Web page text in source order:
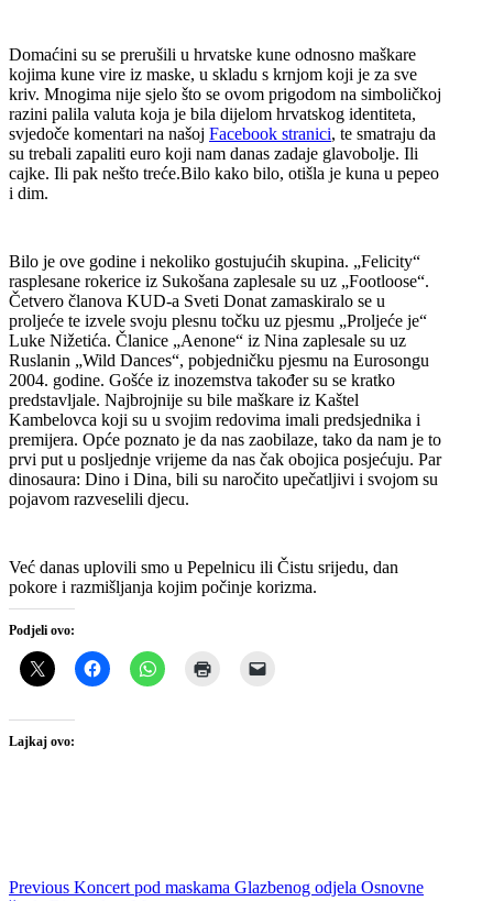
Domaćini su se prerušili u hrvatske kune odnosno maškare
kojima kune vire iz maske, u skladu s krnjom koji je za sve
kriv. Mnogima nije sjelo što se ovom prigodom na simboličkoj
razini palila valuta koja je bila dijelom hrvatskog identiteta,
svjedoče komentari na našoj Facebook stranici, te smatraju da
su trebali zapaliti euro koji nam danas zadaje glavobolje. Ili
cajke. Ili pak nešto treće.Bilo kako bilo, otišla je kuna u pepeo
i dim.
Bilo je ove godine i nekoliko gostujućih skupina. „Felicity“
rasplesane rokerice iz Sukošana zaplesale su uz „Footloose“.
Četvero članova KUD-a Sveti Donat zamaskiralo se u
proljeće te izvele svoju plesnu točku uz pjesmu „Proljeće je“
Luke Nižetića. Članice „Aenone“ iz Nina zaplesale su uz
Ruslanin „Wild Dances“, pobjedničku pjesmu na Eurosongu
2004. godine. Gošće iz inozemstva također su se kratko
predstavljale. Najbrojnije su bile maškare iz Kaštel
Kambelovca koji su u svojim redovima imali predsjednika i
premijera. Opće poznato je da nas zaobilaze, tako da nam je to
prvi put u posljednje vrijeme da nas čak obojica posjećuju. Par
dinosaura: Dino i Dina, bili su naročito upečatljivi i svojom su
pojavom razveselili djecu.
Već danas uplovili smo u Pepelnicu ili Čistu srijedu, dan
pokore i razmišljanja kojim počinje korizma.
Podjeli ovo:
Lajkaj ovo:
Navigacija
Previous Previous
Koncert pod maskama Glazbenog odjela Osnovne